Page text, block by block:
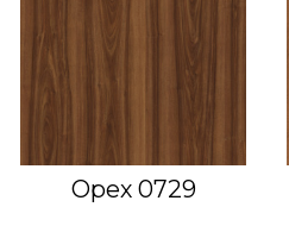
Орех 0729